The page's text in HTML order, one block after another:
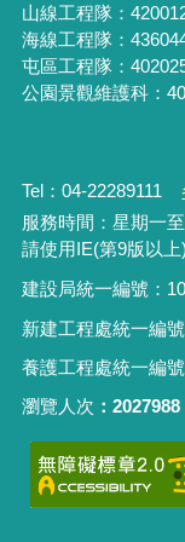
山線工程隊：
海線工程隊：
屯區工程隊：
公園景觀維護科：
Tel：04-22289111
服務時間：星期一
請使用IE(第9版以
建設局統一編號：
新建工程處統一編號
養護工程處統一編號
瀏覽人次
2027988